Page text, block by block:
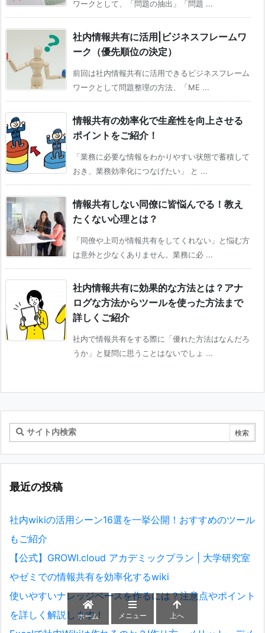
ワークとして、「問題の抽出」「問題 ...
社内情報共有に活用|ビジネスフレームワ
ーク（優先順位の決定）
前回は社内情報共有に活用できるビジネスフレーム
ワークとして問題整理の方法、「ME ...
情報共有の効率化で生産性を向上させる
ポイントをご紹介！
「業務に必要な情報をわかりやすい状態で蓄積して
おき、業務効率化につなげたい」 と ...
情報共有しない同僚に皆悩んでる！教え
たくない心理とは？
「同僚や上司が情報共有をしてくれない」と悩む方
は意外と少なくありません。業務に必 ...
社内情報共有に効果的な方法とは？アナ
ログな方法からツールを使った方法まで
詳しくご紹介
社内で情報共有をする際に「優れた方法はなんだろ
うか」と疑問に思うことはないでしょ ...
最近の投稿
社内wikiの活用シーン16選を一挙公開！おすすめのツール
もご紹介
【公式】GROWI.cloud アカデミックプラン | 大学研究室
やゼミでの情報共有を効率化するwiki
使いやすいナレッジベースを作るには？注意点やポイント
を詳しく解説します！
ホーム メニュー 上へ